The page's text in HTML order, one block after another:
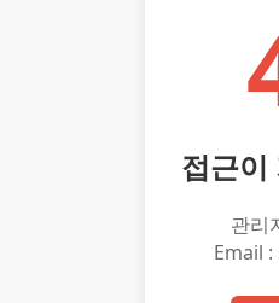
접근이
관리
Email